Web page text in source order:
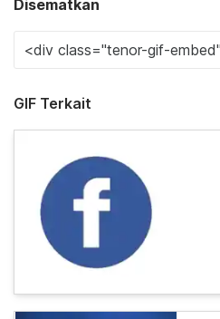
Disematkan
GIF Terkait